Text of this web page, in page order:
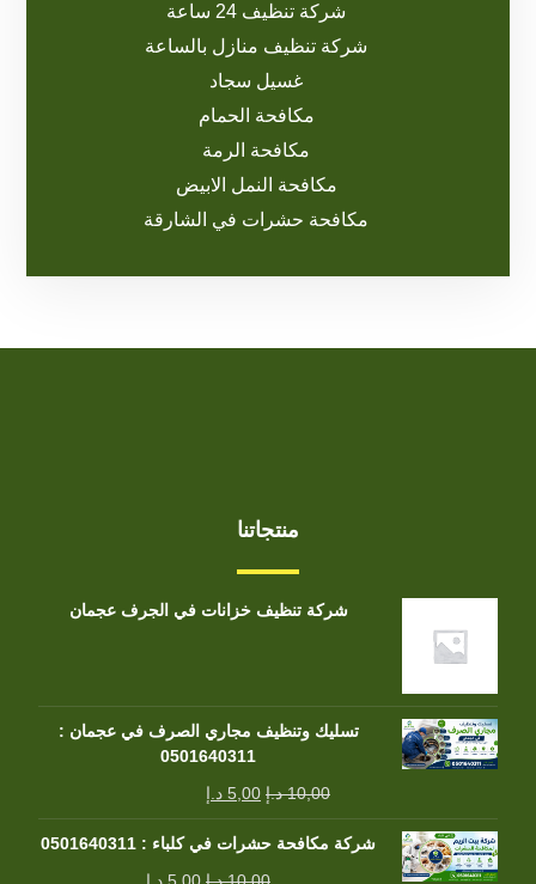
شركة تنظيف 24 ساعة
شركة تنظيف منازل بالساعة
غسيل سجاد
مكافحة الحمام
مكافحة الرمة
مكافحة النمل الابيض
مكافحة حشرات في الشارقة
منتجاتنا
شركة تنظيف خزانات في الجرف عجمان
تسليك وتنظيف مجاري الصرف في عجمان :
0501640311
10,00 د.إ 5,00 د.إ
شركة مكافحة حشرات في كلباء : 0501640311